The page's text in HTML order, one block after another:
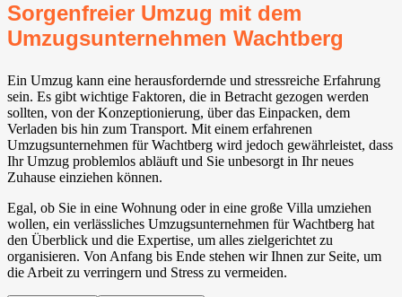
Sorgenfreier Umzug mit dem
Umzugsunternehmen Wachtberg⁠
Ein Umzug kann eine herausfordernde und stressreiche Erfahrung
sein. Es gibt wichtige Faktoren, die in Betracht gezogen werden
sollten, von der Konzeptionierung, über das Einpacken, dem
Verladen bis hin zum Transport. Mit einem erfahrenen
Umzugsunternehmen für Wachtberg⁠ wird jedoch gewährleistet, dass
Ihr Umzug problemlos abläuft und Sie unbesorgt in Ihr neues
Zuhause einziehen können.
Egal, ob Sie in eine Wohnung oder in eine große Villa umziehen
wollen, ein verlässliches Umzugsunternehmen für Wachtberg⁠ hat
den Überblick und die Expertise, um alles zielgerichtet zu
organisieren. Von Anfang bis Ende stehen wir Ihnen zur Seite, um
die Arbeit zu verringern und Stress zu vermeiden.